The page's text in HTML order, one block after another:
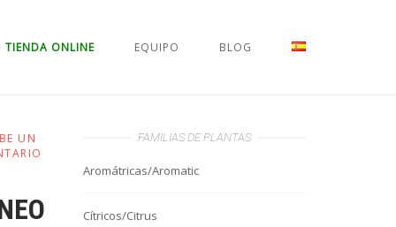
TIENDA ONLINE EQUIPO BLOG
UN
FAMILIAS DE PLANTAS
Aromátricas/Aromatic
Cítricos/Citrus